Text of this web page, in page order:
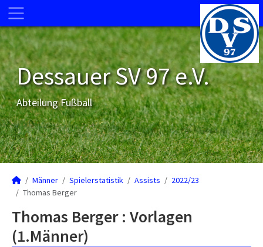
Dessauer SV 97 e.V.
Abteilung Fußball
Männer Spielerstatistik Assists
2022/23
Thomas Berger
Thomas Berger : Vorlagen
(1.Männer)